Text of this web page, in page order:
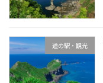
道の駅・観光